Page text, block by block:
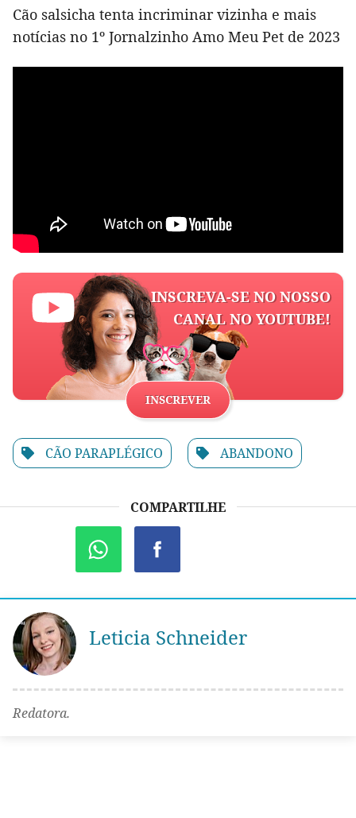
Cão salsicha tenta incriminar vizinha e mais
notícias no 1º Jornalzinho Amo Meu Pet de 2023
INSCREVA-SE NO NOSSO
CANAL NO YOUTUBE!
INSCREVER
CÃO PARAPLÉGICO ABANDONO
COMPARTILHE
Leticia Schneider
Redatora.